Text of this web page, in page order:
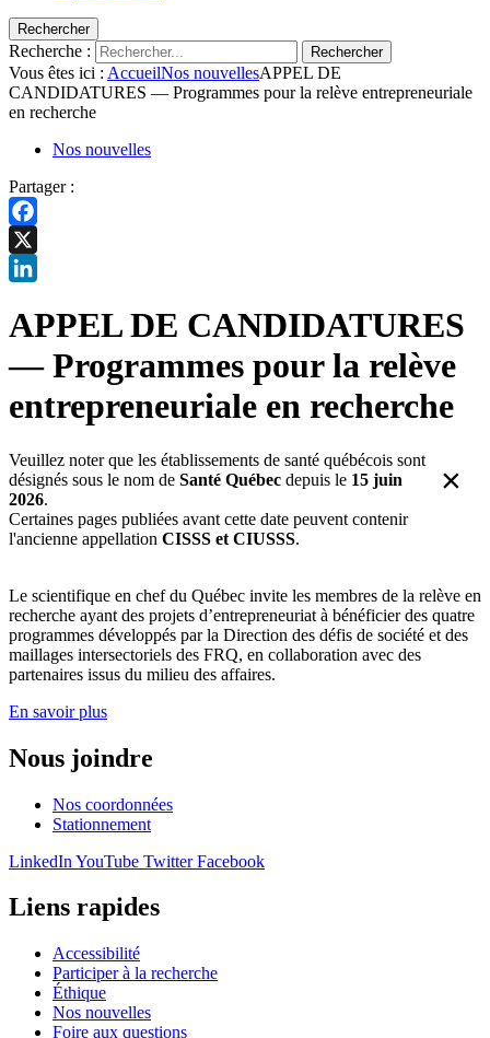
Rechercher
Recherche : Rechercher
Vous êtes ici : AccueilNos nouvellesAPPEL DE
CANDIDATURES — Programmes pour la relève entrepreneuriale
en recherche
Nos nouvelles
Partager :
Facebook
X
APPEL DE CANDIDATURES
— Programmes pour la relève
entrepreneuriale en recherche
Veuillez noter que les établissements de santé québécois sont
désignés sous le nom de Santé Québec depuis le 15 juin
2026.
Certaines pages publiées avant cette date peuvent contenir
l'ancienne appellation CISSS et CIUSSS.
×
Le scientifique en chef du Québec invite les membres de la relève en
recherche ayant des projets d’entrepreneuriat à bénéficier des quatre
programmes développés par la Direction des défis de société et des
maillages intersectoriels des FRQ, en collaboration avec des
partenaires issus du milieu des affaires.
En savoir plus
Nous joindre
Nos coordonnées
Stationnement
LinkedIn YouTube Twitter Facebook
Liens rapides
Accessibilité
Participer à la recherche
Éthique
Nos nouvelles
Foire aux questions